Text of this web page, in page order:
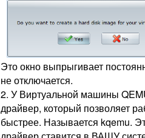
Это окно выпрыгивает
не отключается.
2. У Виртуальной машины
драйвер, который позволяет
быстрее. Называется kqemu.